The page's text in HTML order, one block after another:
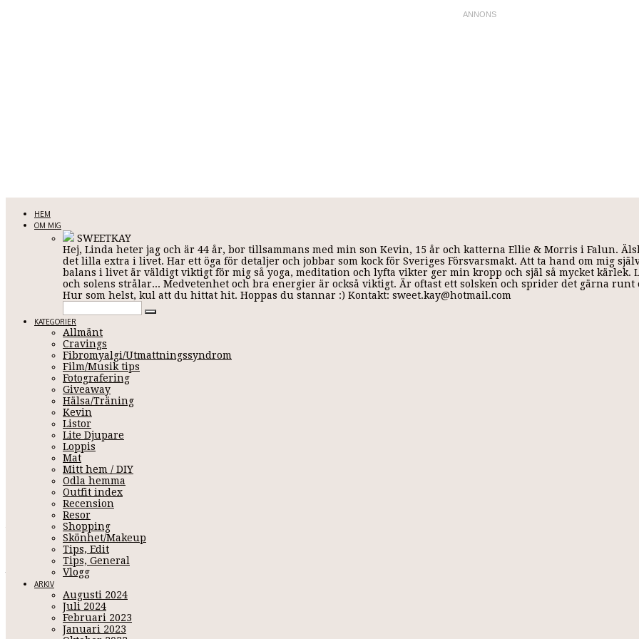
HEM
OM MIG
SWEETKAY
Hej, Linda heter jag och är 44 år, bor tillsammans med min son Kevin, 15 år och katterna Ellie & Morris i Falun.
det lilla extra i livet. Har ett öga för detaljer och jobbar som kock för Sveriges Försvarsmakt. Att ta hand om mig
balans i livet är väldigt viktigt för mig så yoga, meditation och lyfta vikter ger min kropp och själ så mycket kärlek.
och solens strålar... Medvetenhet och bra energier är också viktigt. Är oftast ett solsken och sprider det gärna runt
Hur som helst, kul att du hittat hit. Hoppas du stannar :) Kontakt: sweet.kay@hotmail.com
KATEGORIER
Allmänt
Cravings
Fibromyalgi/Utmattningssyndrom
Film/Musik tips
Fotografering
Giveaway
Hälsa/Träning
Kevin
Listor
Lite Djupare
Loppis
Mat
Mitt hem / DIY
Odla hemma
Outfit index
Recension
Resor
Shopping
Skönhet/Makeup
Tips, Edit
Tips, General
Vlogg
ARKIV
Augusti 2024
Juli 2024
Februari 2023
Januari 2023
LINDA KARLSSON
Allt mellan himmel och jord
Juni 30, 2011 15:00
Jag har fått höra ett x antal ggr denna vecka att jag är en dålig mamma av en viss person och jag vet själv att jag är en väldigt
mamma som alltid har funnits där för Kevin under hela hans uppväxt men ändå så blir man ledsen när någon säger så. Jag
för att vi ska kunna ha det bra, jag försöker finnas där för honom till 200% men ändå räcker inte tiden till ibland. Självklart
precis alla andra människor få andas ut ibland och få egen tid men då är det tydligen fel !? Jag är inte perfekt, är det mitt